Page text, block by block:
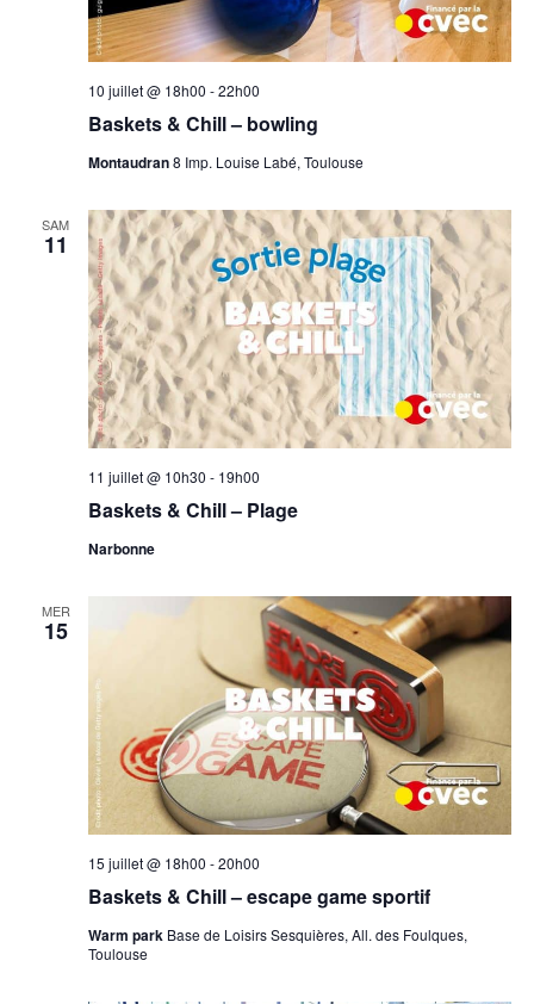
Baskets & Chill – bowling
10 juillet @ 18h00 -22h00
Montaudran8 Imp. Louise Labé, Toulouse
SAM
11
Baskets & Chill – Plage
11 juillet @ 10h30 - 19h00
Narbonne
MER
15
Baskets & Chill – escape game sportif
15 juillet @ 18h00 -20h00
Warm park Base de Loisirs Sesquières, All. des Foulques,
Toulouse